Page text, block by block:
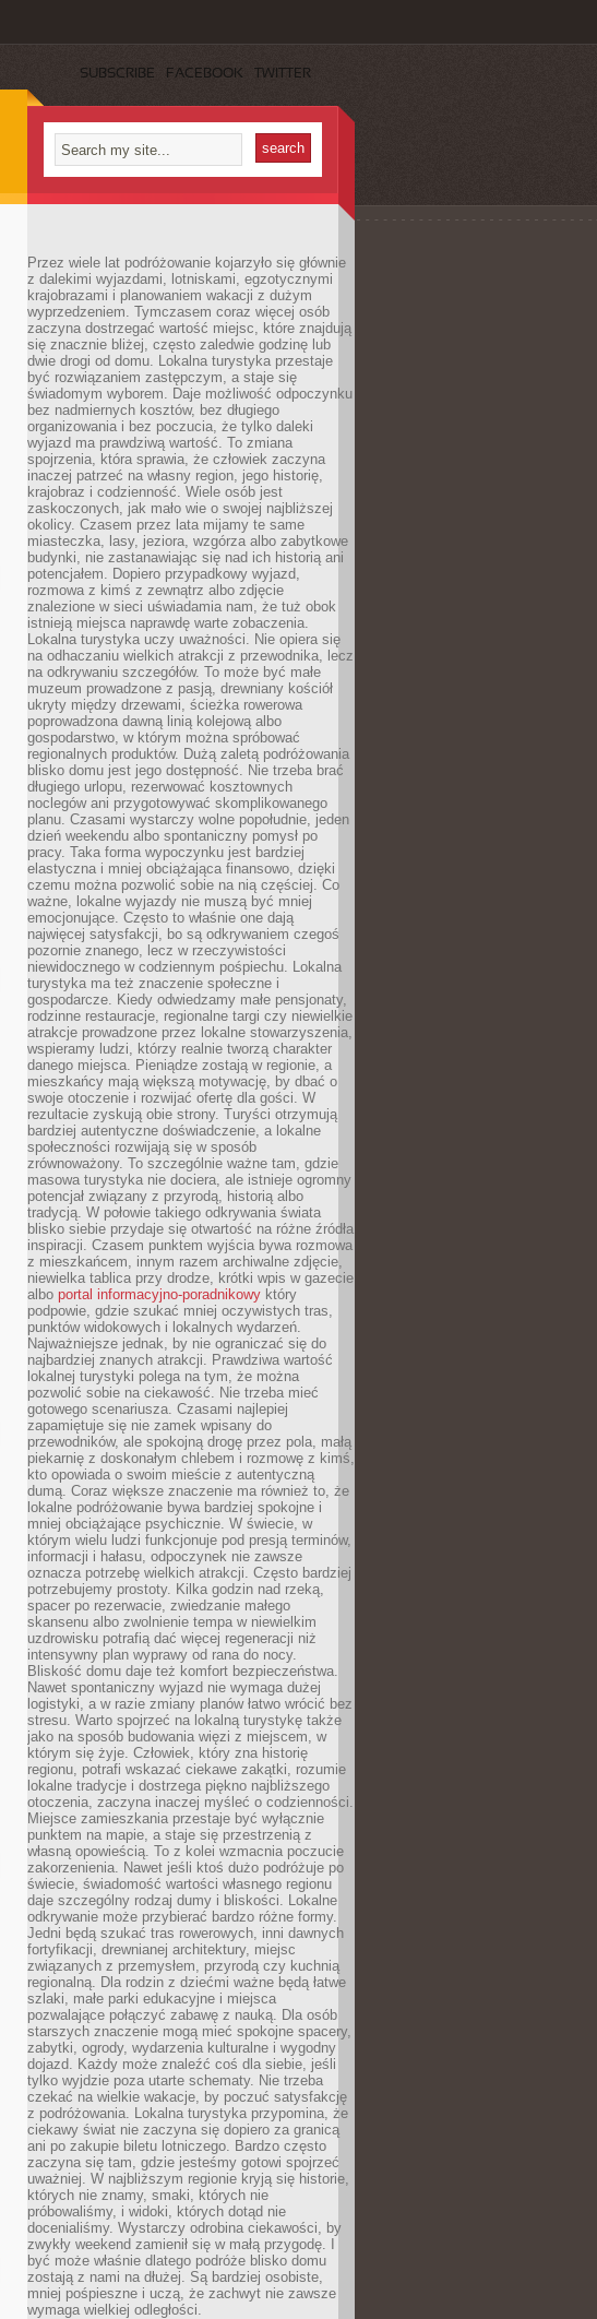
SUBSCRIBE FACEBOOK TWITTER
Przez wiele lat podróżowanie kojarzyło się głównie
z dalekimi wyjazdami, lotniskami, egzotycznymi
krajobrazami i planowaniem wakacji z dużym
wyprzedzeniem. Tymczasem coraz więcej osób
zaczyna dostrzegać wartość miejsc, które znajdują
się znacznie bliżej, często zaledwie godzinę lub
dwie drogi od domu. Lokalna turystyka przestaje
być rozwiązaniem zastępczym, a staje się
świadomym wyborem. Daje możliwość odpoczynku
bez nadmiernych kosztów, bez długiego
organizowania i bez poczucia, że tylko daleki
wyjazd ma prawdziwą wartość. To zmiana
spojrzenia, która sprawia, że człowiek zaczyna
inaczej patrzeć na własny region, jego historię,
krajobraz i codzienność. Wiele osób jest
zaskoczonych, jak mało wie o swojej najbliższej
okolicy. Czasem przez lata mijamy te same
miasteczka, lasy, jeziora, wzgórza albo zabytkowe
budynki, nie zastanawiając się nad ich historią ani
potencjałem. Dopiero przypadkowy wyjazd,
rozmowa z kimś z zewnątrz albo zdjęcie
znalezione w sieci uświadamia nam, że tuż obok
istnieją miejsca naprawdę warte zobaczenia.
Lokalna turystyka uczy uważności. Nie opiera się
na odhaczaniu wielkich atrakcji z przewodnika, lecz
na odkrywaniu szczegółów. To może być małe
muzeum prowadzone z pasją, drewniany kościół
ukryty między drzewami, ścieżka rowerowa
poprowadzona dawną linią kolejową albo
gospodarstwo, w którym można spróbować
regionalnych produktów. Dużą zaletą podróżowania
blisko domu jest jego dostępność. Nie trzeba brać
długiego urlopu, rezerwować kosztownych
noclegów ani przygotowywać skomplikowanego
planu. Czasami wystarczy wolne popołudnie, jeden
dzień weekendu albo spontaniczny pomysł po
pracy. Taka forma wypoczynku jest bardziej
elastyczna i mniej obciążająca finansowo, dzięki
czemu można pozwolić sobie na nią częściej. Co
ważne, lokalne wyjazdy nie muszą być mniej
emocjonujące. Często to właśnie one dają
najwięcej satysfakcji, bo są odkrywaniem czegoś
pozornie znanego, lecz w rzeczywistości
niewidocznego w codziennym pośpiechu. Lokalna
turystyka ma też znaczenie społeczne i
gospodarcze. Kiedy odwiedzamy małe pensjonaty,
rodzinne restauracje, regionalne targi czy niewielkie
atrakcje prowadzone przez lokalne stowarzyszenia,
wspieramy ludzi, którzy realnie tworzą charakter
danego miejsca. Pieniądze zostają w regionie, a
mieszkańcy mają większą motywację, by dbać o
swoje otoczenie i rozwijać ofertę dla gości. W
rezultacie zyskują obie strony. Turyści otrzymują
bardziej autentyczne doświadczenie, a lokalne
społeczności rozwijają się w sposób
zrównoważony. To szczególnie ważne tam, gdzie
masowa turystyka nie dociera, ale istnieje ogromny
potencjał związany z przyrodą, historią albo
tradycją. W połowie takiego odkrywania świata
blisko siebie przydaje się otwartość na różne źródła
inspiracji. Czasem punktem wyjścia bywa rozmowa
z mieszkańcem, innym razem archiwalne zdjęcie,
niewielka tablica przy drodze, krótki wpis w gazecie
albo portal informacyjno-poradnikowy który
podpowie, gdzie szukać mniej oczywistych tras,
punktów widokowych i lokalnych wydarzeń.
Najważniejsze jednak, by nie ograniczać się do
najbardziej znanych atrakcji. Prawdziwa wartość
lokalnej turystyki polega na tym, że można
pozwolić sobie na ciekawość. Nie trzeba mieć
gotowego scenariusza. Czasami najlepiej
zapamiętuje się nie zamek wpisany do
przewodników, ale spokojną drogę przez pola, małą
piekarnię z doskonałym chlebem i rozmowę z kimś,
kto opowiada o swoim mieście z autentyczną
dumą. Coraz większe znaczenie ma również to, że
lokalne podróżowanie bywa bardziej spokojne i
mniej obciążające psychicznie. W świecie, w
którym wielu ludzi funkcjonuje pod presją terminów,
informacji i hałasu, odpoczynek nie zawsze
oznacza potrzebę wielkich atrakcji. Często bardziej
potrzebujemy prostoty. Kilka godzin nad rzeką,
spacer po rezerwacie, zwiedzanie małego
skansenu albo zwolnienie tempa w niewielkim
uzdrowisku potrafią dać więcej regeneracji niż
intensywny plan wyprawy od rana do nocy.
Bliskość domu daje też komfort bezpieczeństwa.
Nawet spontaniczny wyjazd nie wymaga dużej
logistyki, a w razie zmiany planów łatwo wrócić bez
stresu. Warto spojrzeć na lokalną turystykę także
jako na sposób budowania więzi z miejscem, w
którym się żyje. Człowiek, który zna historię
regionu, potrafi wskazać ciekawe zakątki, rozumie
lokalne tradycje i dostrzega piękno najbliższego
otoczenia, zaczyna inaczej myśleć o codzienności.
Miejsce zamieszkania przestaje być wyłącznie
punktem na mapie, a staje się przestrzenią z
własną opowieścią. To z kolei wzmacnia poczucie
zakorzenienia. Nawet jeśli ktoś dużo podróżuje po
świecie, świadomość wartości własnego regionu
daje szczególny rodzaj dumy i bliskości. Lokalne
odkrywanie może przybierać bardzo różne formy.
Jedni będą szukać tras rowerowych, inni dawnych
fortyfikacji, drewnianej architektury, miejsc
związanych z przemysłem, przyrodą czy kuchnią
regionalną. Dla rodzin z dziećmi ważne będą łatwe
szlaki, małe parki edukacyjne i miejsca
pozwalające połączyć zabawę z nauką. Dla osób
starszych znaczenie mogą mieć spokojne spacery,
zabytki, ogrody, wydarzenia kulturalne i wygodny
dojazd. Każdy może znaleźć coś dla siebie, jeśli
tylko wyjdzie poza utarte schematy. Nie trzeba
czekać na wielkie wakacje, by poczuć satysfakcję
z podróżowania. Lokalna turystyka przypomina, że
ciekawy świat nie zaczyna się dopiero za granicą
ani po zakupie biletu lotniczego. Bardzo często
zaczyna się tam, gdzie jesteśmy gotowi spojrzeć
uważniej. W najbliższym regionie kryją się historie,
których nie znamy, smaki, których nie
próbowaliśmy, i widoki, których dotąd nie
docenialiśmy. Wystarczy odrobina ciekawości, by
zwykły weekend zamienił się w małą przygodę. I
być może właśnie dlatego podróże blisko domu
zostają z nami na dłużej. Są bardziej osobiste,
mniej pośpieszne i uczą, że zachwyt nie zawsze
wymaga wielkiej odległości.